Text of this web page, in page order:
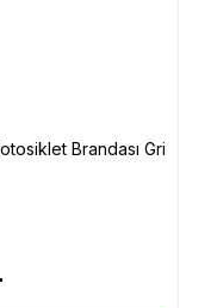
Brandası Gri